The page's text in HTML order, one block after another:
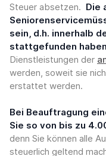
Steuer absetzen. Die
sein, d.h. innerhalb
stattgefunden
Dienstleistungen der
werden, soweit sie
erstattet werden.
Bei Beauftragung
Sie so von bis zu
denn Sie können alle
steuerlich geltend